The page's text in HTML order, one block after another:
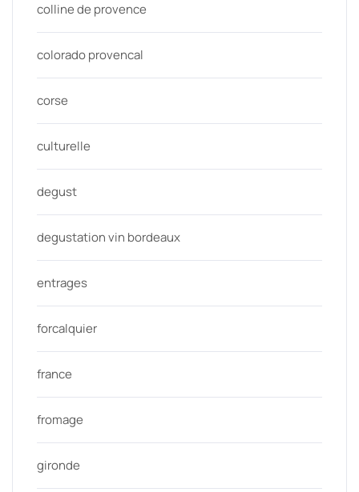
colline de provence
colorado provencal
corse
culturelle
degust
degustation vin bordeaux
entrages
forcalquier
france
fromage
gironde